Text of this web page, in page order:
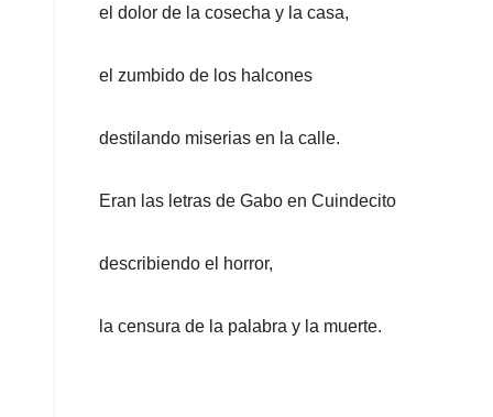
el dolor de la cosecha y la casa,
el zumbido de los halcones
destilando miserias en la calle.
Eran las letras de Gabo en Cuindecito
describiendo el horror,
la censura de la palabra y la muerte.